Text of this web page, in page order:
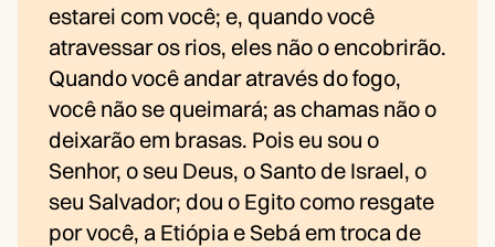
estarei com você; e, quando você
atravessar os rios, eles não o encobrirão.
Quando você andar através do fogo,
você não se queimará; as chamas não o
deixarão em brasas. Pois eu sou o
Senhor, o seu Deus, o Santo de Israel, o
seu Salvador; dou o Egito como resgate
por você, a Etiópia e Sebá em troca de